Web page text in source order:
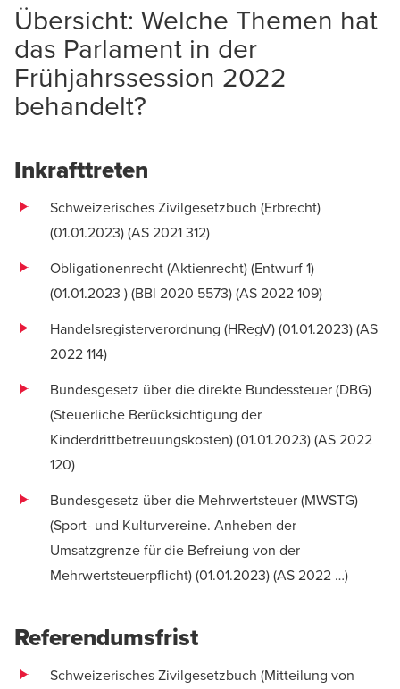
Übersicht: Welche Themen hat
das Parlament in der
Frühjahrssession 2022
behandelt?
Inkrafttreten
Schweizerisches Zivilgesetzbuch (Erbrecht)
(01.01.2023) (AS 2021 312)
Obligationenrecht (Aktienrecht) (Entwurf 1)
(01.01.2023 ) (BBl 2020 5573) (AS 2022 109)
Handelsregisterverordnung (HRegV) (01.01.2023) (AS
2022 114)
Bundesgesetz über die direkte Bundessteuer (DBG)
(Steuerliche Berücksichtigung der
Kinderdrittbetreuungskosten) (01.01.2023) (AS 2022
120)
Bundesgesetz über die Mehrwertsteuer (MWSTG)
(Sport- und Kulturvereine. Anheben der
Umsatzgrenze für die Befreiung von der
Mehrwertsteuerpflicht) (01.01.2023) (AS 2022 …)
Referendumsfrist
Schweizerisches Zivilgesetzbuch (Mitteilung von